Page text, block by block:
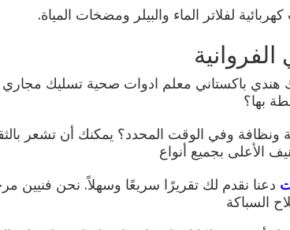
لفلاتر الماء والبيلر ومضخات المياة.
باكستاني معلم ادوات صحية تسليك
بها؟
ونظافة وفي الوقت المحدد؟ يمكنك أن تشعر
الأعلى بجميع أنواع
دعنا نقدم لك تقريرًا سريعًا وسهلاً. نحن فنيين
السباكة